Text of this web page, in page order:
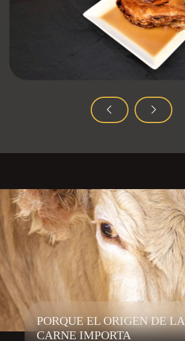
PORQUE EL ORIGEN DE LA
CARNE IMPORTA